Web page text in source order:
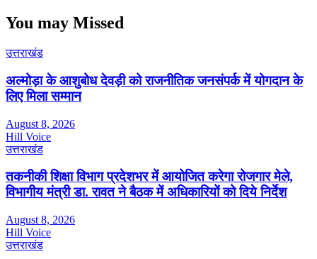
You may Missed
उत्तराखंड
अल्मोड़ा के आशुबोध देवड़ी को राजनीतिक जनसंपर्क में योगदान के
लिए मिला सम्मान
August 8, 2026
Hill Voice
उत्तराखंड
तकनीकी शिक्षा विभाग प्रदेशभर में आयोजित करेगा रोजगार मेले,
विभागीय मंत्री डा. रावत ने बैठक में अधिकारियों को दिये निर्देश
August 8, 2026
Hill Voice
उत्तराखंड